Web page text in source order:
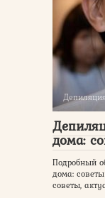
дома:
Подробный
дома:
советы,